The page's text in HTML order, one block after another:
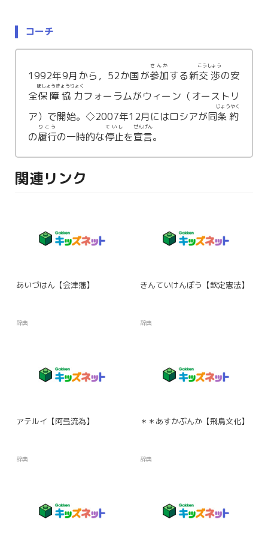
コーチ
1992年9月から，52か国が参加
さんか
する新交渉
こうしょう
の安
全保障協力
ほしょうきょうりょく
フォーラムがウィーン（オーストリ
ア）で開始。◇2007年12月にはロシアが同条約
じょうやく
の履行
りこう
の一時的な停止
ていし
を宣言
せんげん
。
関連リンク
あいづはん【会津藩】
辞典
きんていけんぽう【欽定憲法】
辞典
アテルイ【阿弖流為】
辞典
＊＊あすかぶんか【飛鳥文化】
辞典